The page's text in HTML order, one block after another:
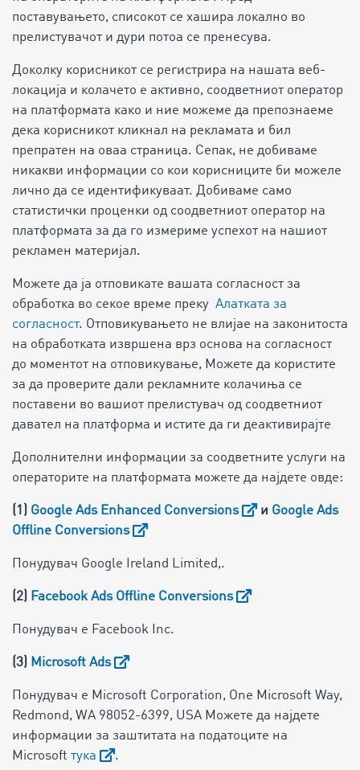
поставувањето, списокот се хашира локално во
прелистувачот и дури потоа се пренесува.
Доколку корисникот се регистрира на нашата веб-
локација и колачето е активно, соодветниот оператор
на платформата како и ние можеме да препознаеме
дека корисникот кликнал на рекламата и бил
препратен на оваа страница. Сепак, не добиваме
никакви информации со кои корисниците би можеле
лично да се идентификуваат. Добиваме само
статистички проценки од соодветниот оператор на
платформата за да го измериме успехот на нашиот
рекламен материјал.
Можете да ја отповикате вашата согласност за
обработка во секое време преку Алатката за
согласност. Отповикувањето не влијае на законитоста
на обработката извршена врз основа на согласност
до моментот на отповикување, Можете да користите
за да проверите дали рекламните колачиња се
поставени во вашиот прелистувач од соодветниот
давател на платформа и истите да ги деактивирајте
Дополнителни информации за соодветните услуги на
операторите на платформата можете да најдете овде:
(1) Google Ads Enhanced Conversions и Google Ads
Offline Conversions
Понудувач Google Ireland Limited,.
(2) Facebook Ads Offline Conversions
Понудувач е Facebook Inc.
(3) Microsoft Ads
Понудувач е Microsoft Corporation, One Microsoft Way,
Redmond, WA 98052-6399, USA Можете да најдете
информации за заштитата на податоците на
Microsoft тука .